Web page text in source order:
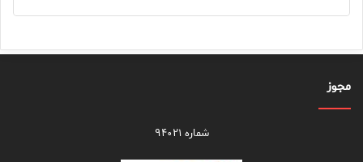
مجوز
شماره ۹۴۰۲۱